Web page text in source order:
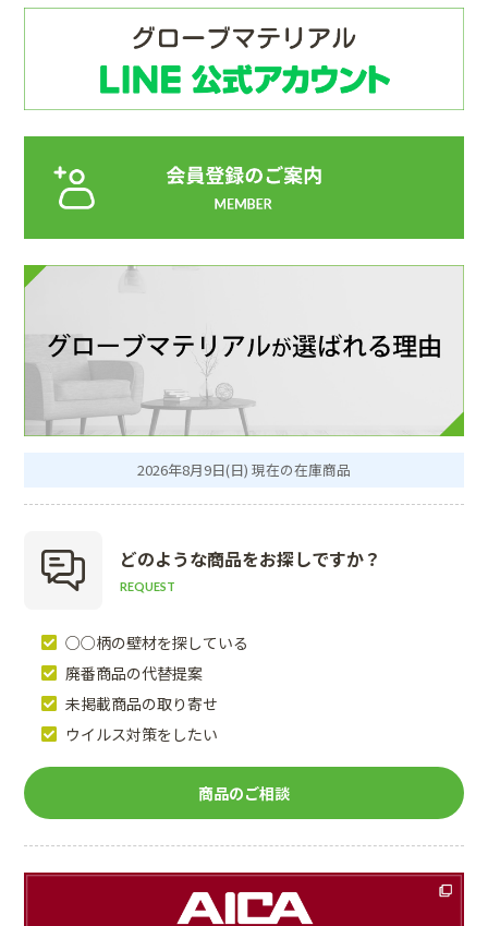
2026年8月9日(日) 現在の在庫商品
どのような商品をお探しですか？
REQUEST
○○柄の壁材を探している
廃番商品の代替提案
未掲載商品の取り寄せ
ウイルス対策をしたい
商品のご相談